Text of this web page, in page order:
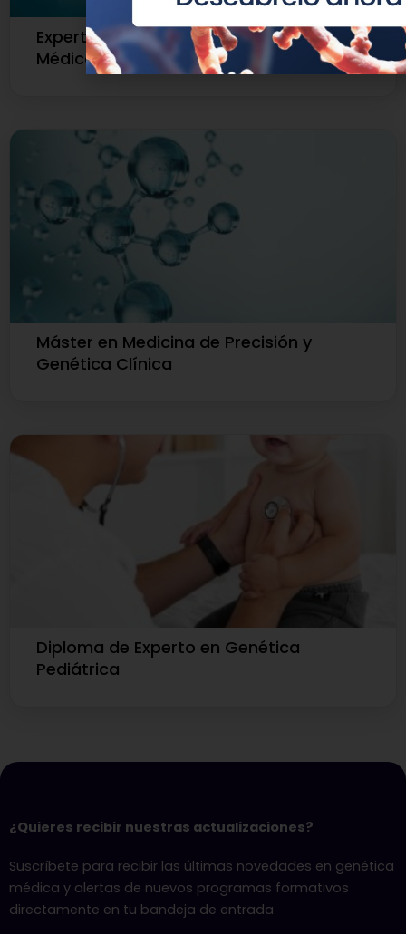
Experto Universitario en Genética
Médica y Genómica
Máster en Medicina de Precisión y
Genética Clínica
Diploma de Experto en Genética
Pediátrica
¿Quieres recibir nuestras actualizaciones?
Suscríbete para recibir las últimas novedades en genética
médica y alertas de nuevos programas formativos
directamente en tu bandeja de entrada